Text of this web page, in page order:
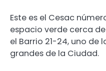
Este es el Cesac
espacio verde cerca
el Barrio 21-24, uno
grandes de la Ciudad.